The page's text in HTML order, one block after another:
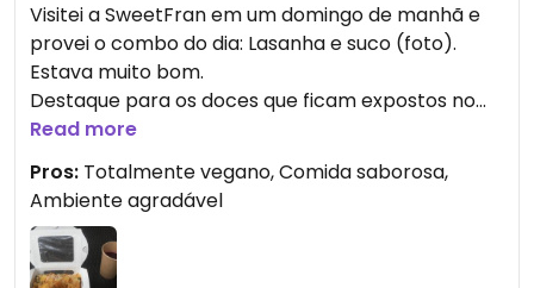
Visitei a SweetFran em um domingo de manhã e
provei o combo do dia: Lasanha e suco (foto).
Estava muito bom.
Destaque para os doces que ficam expostos no
balcão para comer na hora ou para levar. Difícil
escolher um só.
As mesas externas ficam em uma agradável
esquina do bairro da Providência, entre a Av.
Principal e o parque que circunda o rio.
Read more
Pros: Totalmente vegano, Comida saborosa,
Ambiente agradável